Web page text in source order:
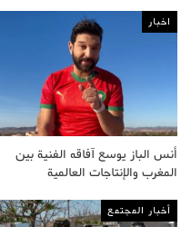
اخبار
أنس الباز يوسع آفاقه الفنية بين
المغرب والإنتاجات العالمية
أخبار المجتمع